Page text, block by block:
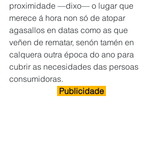
proximidade —dixo— o lugar que
merece á hora non só de atopar
agasallos en datas como as que
veñen de rematar, senón tamén en
calquera outra época do ano para
cubrir as necesidades das persoas
consumidoras.
Publicidade